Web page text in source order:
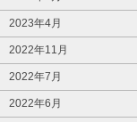
2023年4月
2022年11月
2022年7月
2022年6月